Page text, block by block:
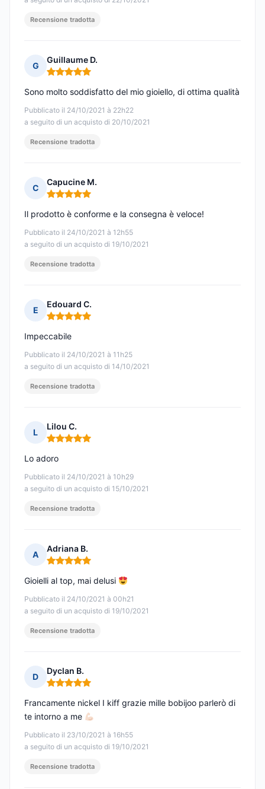
Recensione tradotta
G
Guillaume D.
Nota: 5 su 5
Pubblicato il 24/10/2021 à 22h22
a seguito di un acquisto di 20/10/2021
Sono molto soddisfatto del mio gioiello, di ottima qualità
Recensione tradotta
C
Capucine M.
Nota: 5 su 5
Pubblicato il 24/10/2021 à 12h55
a seguito di un acquisto di 19/10/2021
Il prodotto è conforme e la consegna è veloce!
Recensione tradotta
E
Edouard C.
Nota: 5 su 5
Pubblicato il 24/10/2021 à 11h25
a seguito di un acquisto di 14/10/2021
Impeccabile
Recensione tradotta
L
Lilou C.
Nota: 5 su 5
Pubblicato il 24/10/2021 à 10h29
a seguito di un acquisto di 15/10/2021
Lo adoro
Recensione tradotta
A
Adriana B.
Nota: 5 su 5
Pubblicato il 24/10/2021 à 00h21
a seguito di un acquisto di 19/10/2021
Gioielli al top, mai delusi
Recensione tradotta
D
Dyclan B.
Nota: 5 su 5
Pubblicato il 23/10/2021 à 16h55
a seguito di un acquisto di 19/10/2021
Francamente nickel I kiff grazie mille bobijoo parlerò di
te intorno a me
Recensione tradotta